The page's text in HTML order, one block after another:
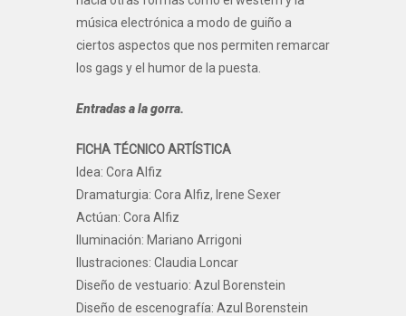
música electrónica a modo de guiño a
ciertos aspectos que nos permiten remarcar
los gags y el humor de la puesta.
Entradas a la gorra.
FICHA TÉCNICO ARTÍSTICA
Idea: Cora Alfiz
Dramaturgia: Cora Alfiz, Irene Sexer
Actúan: Cora Alfiz
Iluminación: Mariano Arrigoni
Ilustraciones: Claudia Loncar
Diseño de vestuario: Azul Borenstein
Diseño de escenografía: Azul Borenstein